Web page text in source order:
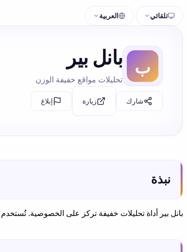
تلقائي العربية
بانل بير
تحليلات مواقع خفيفة الوزن
شارك زيارة إبلاغ
نبذة
بانل بير أداة تحليلات خفيفة تركز على الخصوصية.